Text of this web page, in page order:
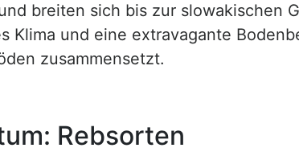
breiten sich bis zur slowakischen
Klima und eine extravagante
zusammensetzt.
Rebsorten